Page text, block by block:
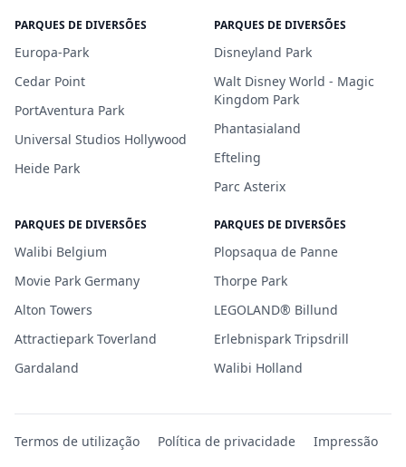
PARQUES DE DIVERSÕES
Europa-Park
Cedar Point
PortAventura Park
Universal Studios Hollywood
Heide Park
PARQUES DE DIVERSÕES
Disneyland Park
Walt Disney World - Magic
Kingdom Park
Phantasialand
Efteling
Parc Asterix
PARQUES DE DIVERSÕES
Walibi Belgium
Movie Park Germany
Alton Towers
Attractiepark Toverland
Gardaland
PARQUES DE DIVERSÕES
Plopsaqua de Panne
Thorpe Park
LEGOLAND® Billund
Erlebnispark Tripsdrill
Walibi Holland
Termos de utilização Política de privacidade Impressão